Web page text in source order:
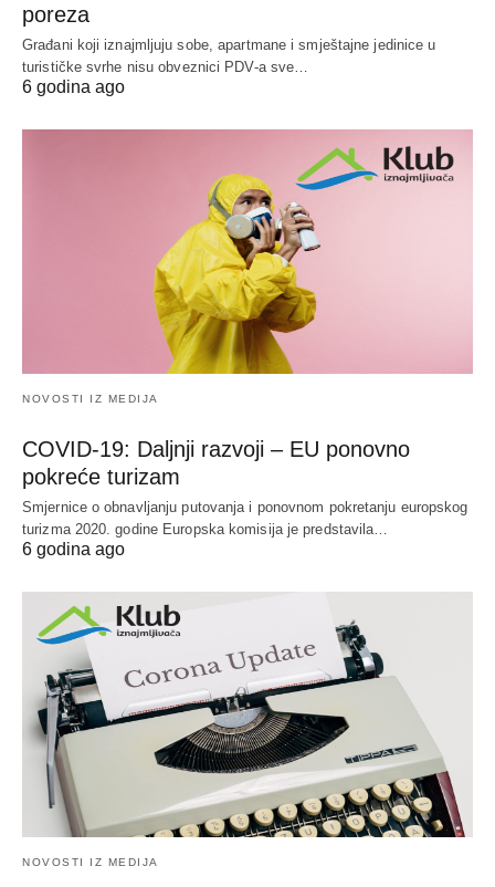
poreza
Građani koji iznajmljuju sobe, apartmane i smještajne jedinice u
turističke svrhe nisu obveznici PDV-a sve…
6 godina ago
NOVOSTI IZ MEDIJA
COVID-19: Daljnji razvoji – EU ponovno
pokreće turizam
Smjernice o obnavljanju putovanja i ponovnom pokretanju europskog
turizma 2020. godine Europska komisija je predstavila…
6 godina ago
NOVOSTI IZ MEDIJA